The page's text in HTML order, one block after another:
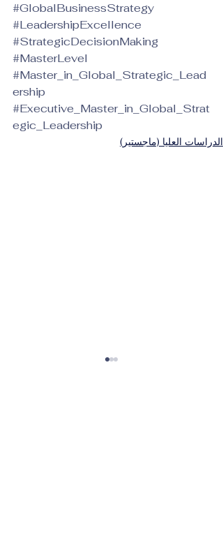
#GlobalBusinessStrategy
#LeadershipExcellence
#StrategicDecisionMaking
#MasterLevel
#Master_in_Global_Strategic_Lead
ership
#Executive_Master_in_Global_Strat
egic_Leadership
الدراسات العليا (ماجستير)